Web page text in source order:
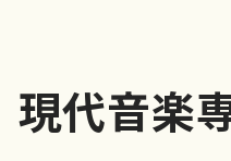
現代音楽